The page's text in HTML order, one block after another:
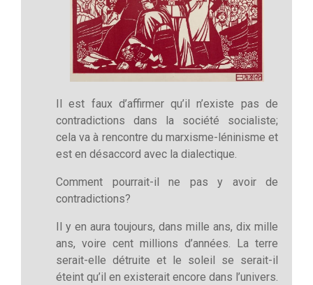
Il est faux d’affirmer qu’il n’existe pas de
contradictions dans la société socialiste;
cela va à rencontre du marxisme-léninisme et
est en désaccord avec la dialectique.
Comment pourrait-il ne pas y avoir de
contradictions?
Il y en aura toujours, dans mille ans, dix mille
ans, voire cent millions d’années. La terre
serait-elle détruite et le soleil se serait-il
éteint qu’il en existerait encore dans l’univers.